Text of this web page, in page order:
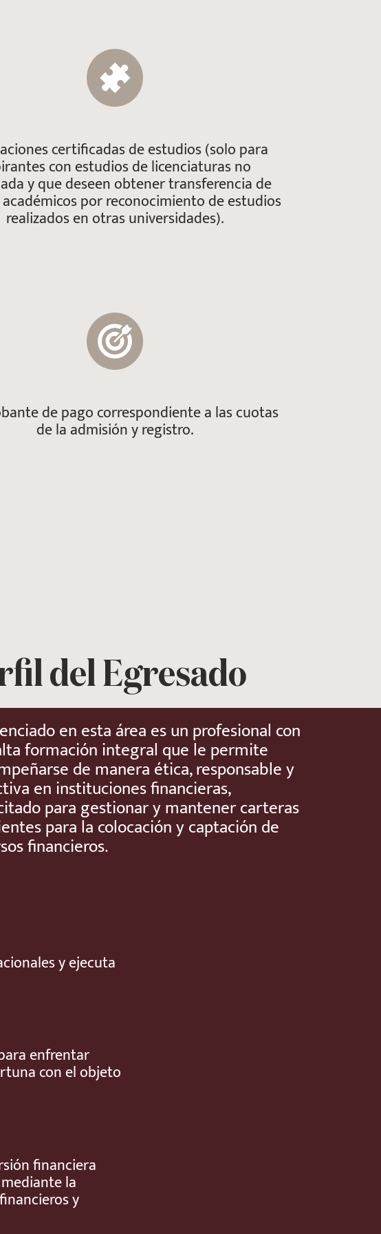
certificadas de estudios (solo para
con estudios de licenciaturas no
y que deseen obtener transferencia de
por reconocimiento de estudios
realizados en otras universidades).
de pago correspondiente a las cuotas
de la admisión y registro.
del Egresado
en esta área es un profesional con
formación integral que le permite
de manera ética, responsable y
en instituciones financieras,
para gestionar y mantener carteras
para la colocación y captación de
financieros.
y ejecuta
enfrentar
con el objeto
financiera
la
y